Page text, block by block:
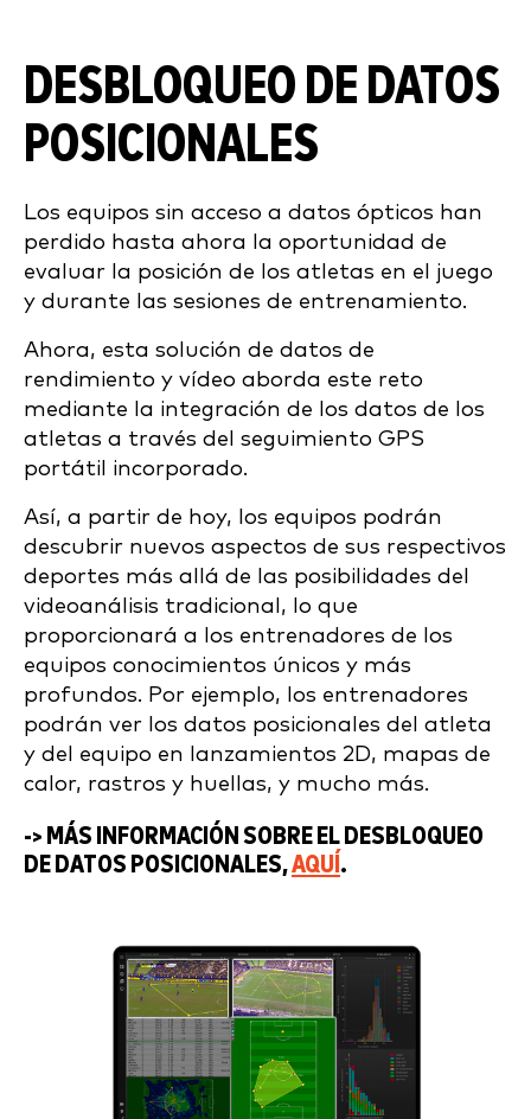
DESBLOQUEO DE DATOS
POSICIONALES
Los equipos sin acceso a datos ópticos han
perdido hasta ahora la oportunidad de
evaluar la posición de los atletas en el juego
y durante las sesiones de entrenamiento.
Ahora, esta solución de datos de
rendimiento y vídeo aborda este reto
mediante la integración de los datos de los
atletas a través del seguimiento GPS
portátil incorporado.
Así, a partir de hoy, los equipos podrán
descubrir nuevos aspectos de sus respectivos
deportes más allá de las posibilidades del
videoanálisis tradicional, lo que
proporcionará a los entrenadores de los
equipos conocimientos únicos y más
profundos. Por ejemplo, los entrenadores
podrán ver los datos posicionales del atleta
y del equipo en lanzamientos 2D, mapas de
calor, rastros y huellas, y mucho más.
-> MÁS INFORMACIÓN SOBRE EL DESBLOQUEO
DE DATOS POSICIONALES,AQUÍ .